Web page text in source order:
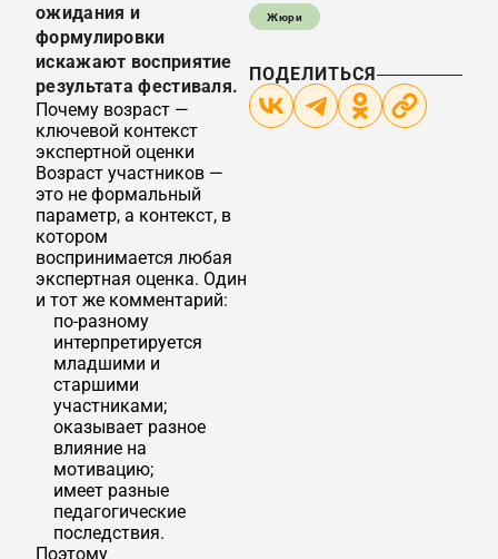
ожидания и
формулировки
искажают восприятие
результата фестиваля.
Почему возраст —
ключевой контекст
экспертной оценки
Возраст участников —
это не формальный
параметр, а контекст, в
котором
воспринимается любая
экспертная оценка. Один
и тот же комментарий:
по-разному
интерпретируется
младшими и
старшими
участниками;
оказывает разное
влияние на
мотивацию;
имеет разные
педагогические
последствия.
Поэтому
Жюри
ПОДЕЛИТЬСЯ